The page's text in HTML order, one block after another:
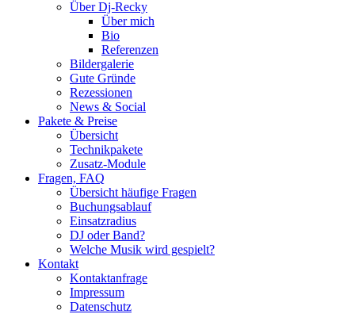
Über Dj-Recky
Über mich
Bio
Referenzen
Bildergalerie
Gute Gründe
Rezessionen
News & Social
Pakete & Preise
Übersicht
Technikpakete
Zusatz-Module
Fragen, FAQ
Übersicht häufige Fragen
Buchungsablauf
Einsatzradius
DJ oder Band?
Welche Musik wird gespielt?
Kontakt
Kontaktanfrage
Impressum
Datenschutz